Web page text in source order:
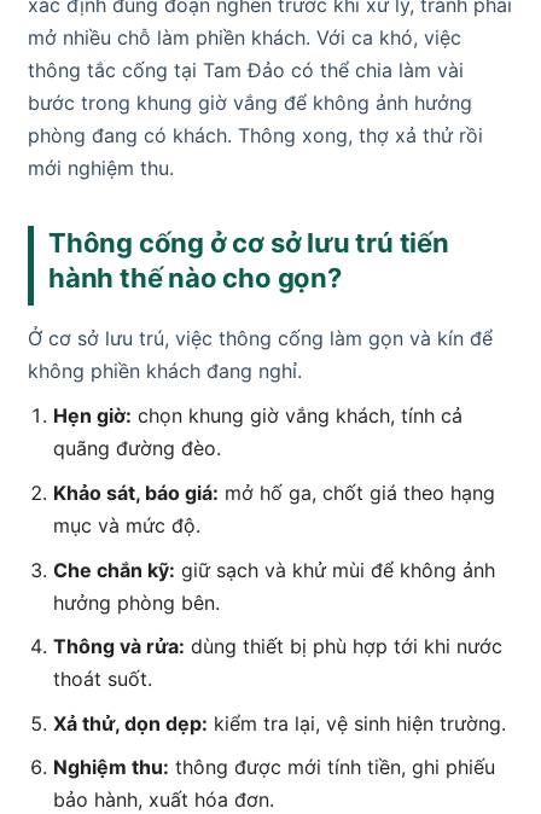
xác định đúng đoạn nghẽn trước khi xử lý, tránh phải
mở nhiều chỗ làm phiền khách. Với ca khó, việc
thông tắc cống tại Tam Đảo có thể chia làm vài
bước trong khung giờ vắng để không ảnh hưởng
phòng đang có khách. Thông xong, thợ xả thử rồi
mới nghiệm thu.
Thông cống ở cơ sở lưu trú tiến
hành thế nào cho gọn?
Ở cơ sở lưu trú, việc thông cống làm gọn và kín để
không phiền khách đang nghỉ.
Hẹn giờ: chọn khung giờ vắng khách, tính cả
quãng đường đèo.
Khảo sát, báo giá: mở hố ga, chốt giá theo hạng
mục và mức độ.
Che chắn kỹ: giữ sạch và khử mùi để không ảnh
hưởng phòng bên.
Thông và rửa: dùng thiết bị phù hợp tới khi nước
thoát suốt.
Xả thử, dọn dẹp: kiểm tra lại, vệ sinh hiện trường.
Nghiệm thu: thông được mới tính tiền, ghi phiếu
bảo hành, xuất hóa đơn.